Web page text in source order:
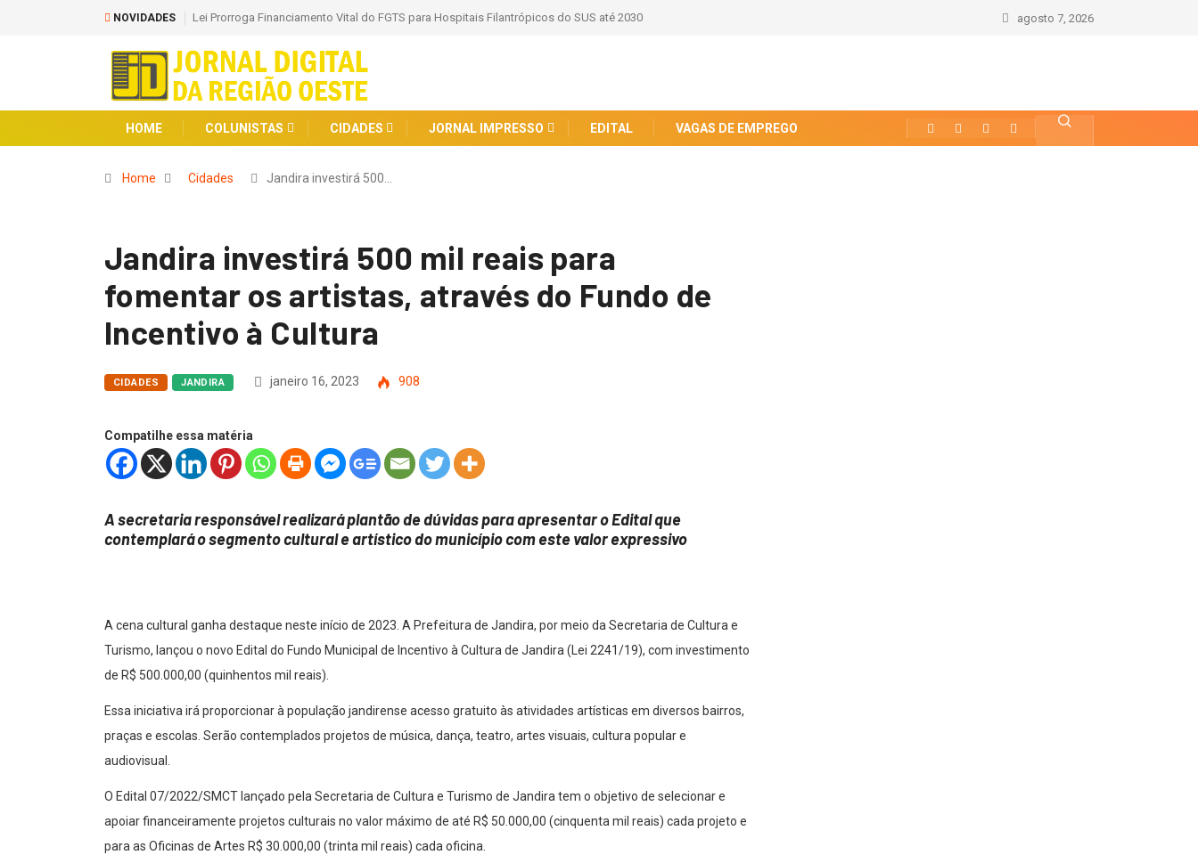
NOVIDADES Lei Prorroga Financiamento Vital do FGTS para Hospitais Filantrópicos do SUS até 2030 agosto 7, 2026
HOME COLUNISTAS CIDADES JORNAL IMPRESSO EDITAL VAGAS DE EMPREGO
Home Cidades Jandira investirá 500…
Jandira investirá 500 mil reais para
fomentar os artistas, através do Fundo de
Incentivo à Cultura
CIDADES JANDIRA janeiro 16, 2023 908
Compatilhe essa matéria
A secretaria responsável realizará plantão de dúvidas para apresentar o Edital que
contemplará o segmento cultural e artístico do município com este valor expressivo
A cena cultural ganha destaque neste início de 2023. A Prefeitura de Jandira, por meio da Secretaria de Cultura e
Turismo, lançou o novo Edital do Fundo Municipal de Incentivo à Cultura de Jandira (Lei 2241/19), com investimento
de R$ 500.000,00 (quinhentos mil reais).
Essa iniciativa irá proporcionar à população jandirense acesso gratuito às atividades artísticas em diversos bairros,
praças e escolas. Serão contemplados projetos de música, dança, teatro, artes visuais, cultura popular e
audiovisual.
O Edital 07/2022/SMCT lançado pela Secretaria de Cultura e Turismo de Jandira tem o objetivo de selecionar e
apoiar financeiramente projetos culturais no valor máximo de até R$ 50.000,00 (cinquenta mil reais) cada projeto e
para as Oficinas de Artes R$ 30.000,00 (trinta mil reais) cada oficina.